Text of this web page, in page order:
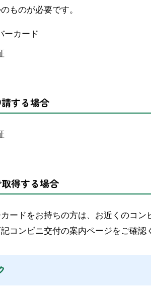
ものが必要です。
ーカード
する場合
得する場合
ードをお持ちの方は、お近くのコン
コンビニ交付の案内ページをご確認